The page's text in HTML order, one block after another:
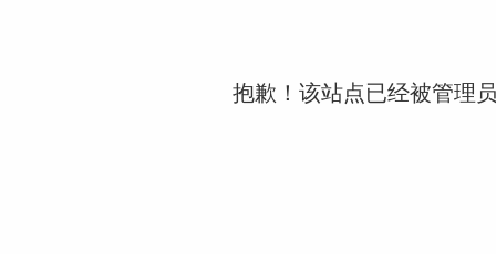
抱歉！该站点已经被管理